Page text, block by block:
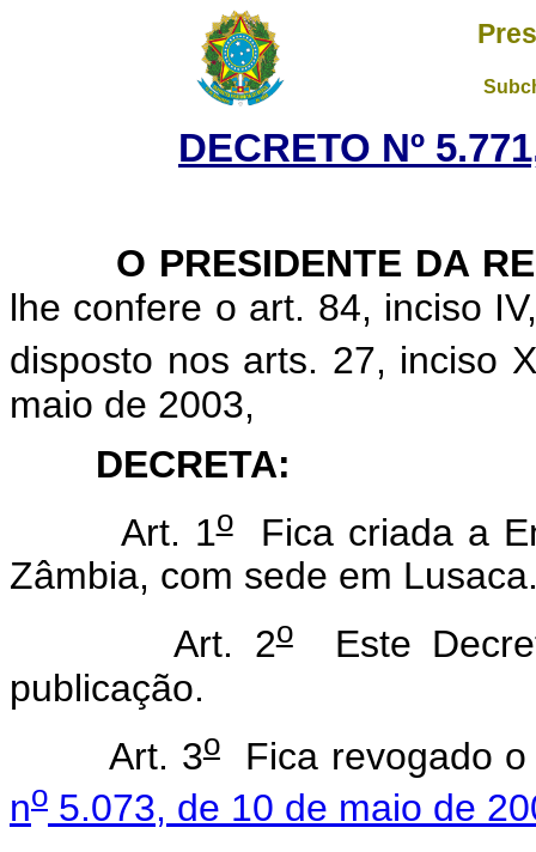
DECRETO Nº
O PRESIDENTE DA
lhe confere o art. 84, inciso
disposto nos arts. 27, inciso
maio de 2003,
DECRETA:
Art. 1oFica criada a
Zâmbia, com sede em
Art. 2oEste
publicação.
Art. 3oFica revogado
no 5.073, de 10 de maio de